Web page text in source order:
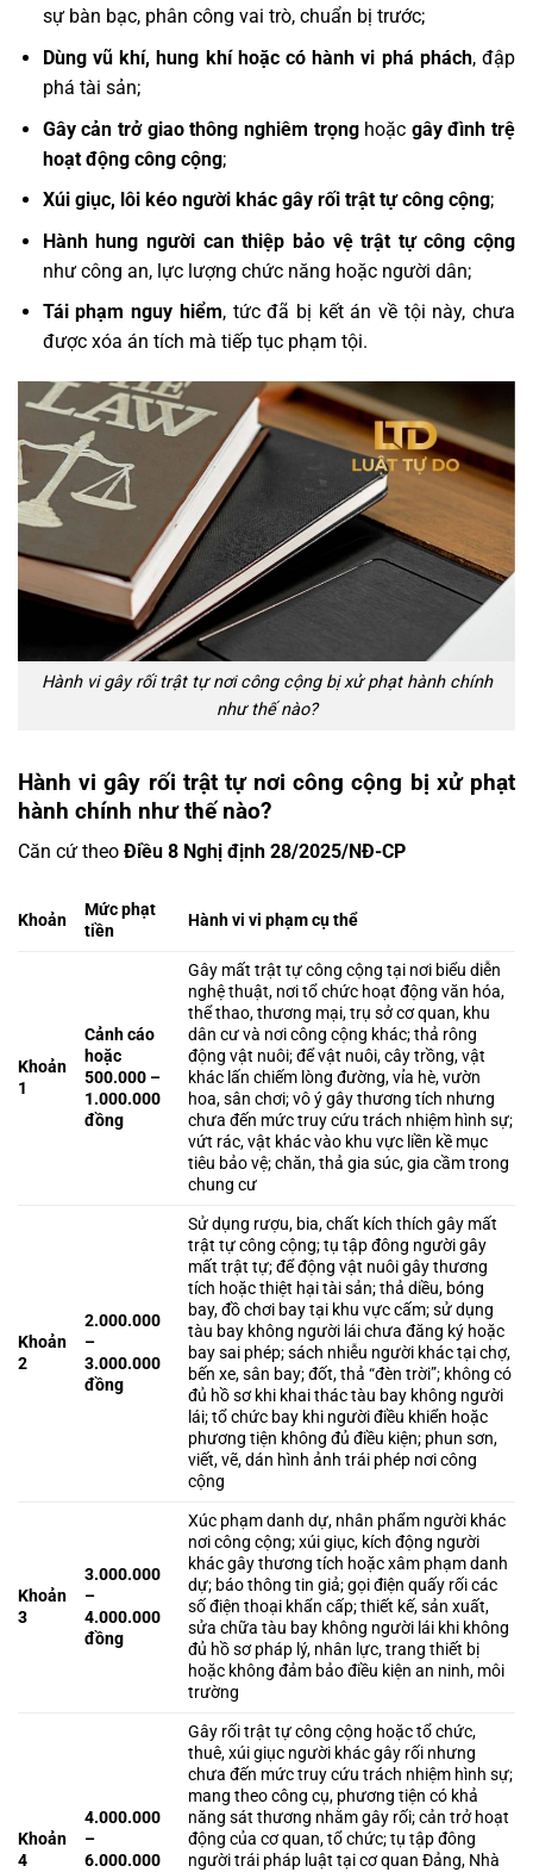
sự bàn bạc, phân công vai trò, chuẩn bị trước;
Dùng vũ khí, hung khí hoặc có hành vi phá phách, đập
phá tài sản;
Gây cản trở giao thông nghiêm trọnghoặc gây đình trệ
hoạt động công cộng;
Xúi giục, lôi kéo người khác gây rối trật tự công cộng;
Hành hung người can thiệp bảo vệ trật tự công cộng
như công an, lực lượng chức năng hoặc người dân;
Tái phạm nguy hiểm, tức đã bị kết án về tội này, chưa
được xóa án tích mà tiếp tục phạm tội.
Hành vi gây rối trật tự nơi công cộng bị xử phạt hành chính
như thế nào?
Hành vi gây rối trật tự nơi công cộng bị xử phạt
hành chính như thế nào?
Căn cứ theo Điều 8 Nghị định 28/2025/NĐ-CP
Khoản
Mức phạt
tiền
Hành vi vi phạm cụ thể
Khoản
1
Cảnh cáo
hoặc
500.000 –
1.000.000
đồng
Gây mất trật tự công cộng tại nơi biểu diễn
nghệ thuật, nơi tổ chức hoạt động văn hóa,
thể thao, thương mại, trụ sở cơ quan, khu
dân cư và nơi công cộng khác; thả rông
động vật nuôi; để vật nuôi, cây trồng, vật
khác lấn chiếm lòng đường, vỉa hè, vườn
hoa, sân chơi; vô ý gây thương tích nhưng
chưa đến mức truy cứu trách nhiệm hình sự;
vứt rác, vật khác vào khu vực liền kề mục
tiêu bảo vệ; chăn, thả gia súc, gia cầm trong
chung cư
Khoản
2
2.000.000
–
3.000.000
đồng
Sử dụng rượu, bia, chất kích thích gây mất
trật tự công cộng; tụ tập đông người gây
mất trật tự; để động vật nuôi gây thương
tích hoặc thiệt hại tài sản; thả diều, bóng
bay, đồ chơi bay tại khu vực cấm; sử dụng
tàu bay không người lái chưa đăng ký hoặc
bay sai phép; sách nhiễu người khác tại chợ,
bến xe, sân bay; đốt, thả “đèn trời”; không có
đủ hồ sơ khi khai thác tàu bay không người
lái; tổ chức bay khi người điều khiển hoặc
phương tiện không đủ điều kiện; phun sơn,
viết, vẽ, dán hình ảnh trái phép nơi công
cộng
Khoản
3
3.000.000
–
4.000.000
đồng
Xúc phạm danh dự, nhân phẩm người khác
nơi công cộng; xúi giục, kích động người
khác gây thương tích hoặc xâm phạm danh
dự; báo thông tin giả; gọi điện quấy rối các
số điện thoại khẩn cấp; thiết kế, sản xuất,
sửa chữa tàu bay không người lái khi không
đủ hồ sơ pháp lý, nhân lực, trang thiết bị
hoặc không đảm bảo điều kiện an ninh, môi
trường
Khoản
4
4.000.000
–
6.000.000
Gây rối trật tự công cộng hoặc tổ chức,
thuê, xúi giục người khác gây rối nhưng
chưa đến mức truy cứu trách nhiệm hình sự;
mang theo công cụ, phương tiện có khả
năng sát thương nhằm gây rối; cản trở hoạt
động của cơ quan, tổ chức; tụ tập đông
người trái pháp luật tại cơ quan Đảng, Nhà